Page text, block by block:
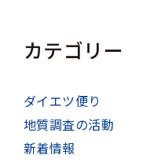
カテゴリー
ダイエツ便り
地質調査の活動
新着情報